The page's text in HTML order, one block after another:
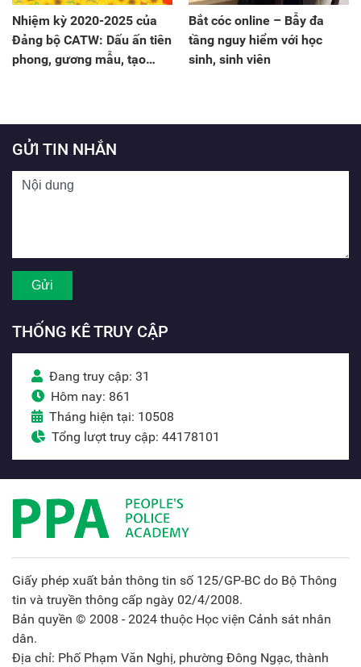
Nhiệm kỳ 2020-2025 của
Đảng bộ CATW: Dấu ấn tiên
phong, gương mẫu, tạo
Bắt cóc online – Bẫy đa
tầng nguy hiểm với học
sinh, sinh viên
GỬI TIN NHẮN
THỐNG KÊ TRUY CẬP
Đang truy cập: 31
Hôm nay: 861
Tháng hiện tại: 10508
Tổng lượt truy cập: 44178101
Giấy phép xuất bản thông tin số 125/GP-BC do Bộ Thông
tin và truyền thông cấp ngày 02/4/2008.
Bản quyền © 2008 - 2024 thuộc Học viện Cảnh sát nhân
dân.
Địa chỉ: Phố Phạm Văn Nghị, phường Đông Ngạc, thành